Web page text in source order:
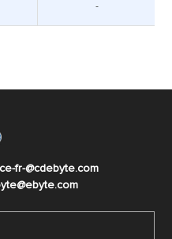
-
fr-@cdebyte.com
@ebyte.com